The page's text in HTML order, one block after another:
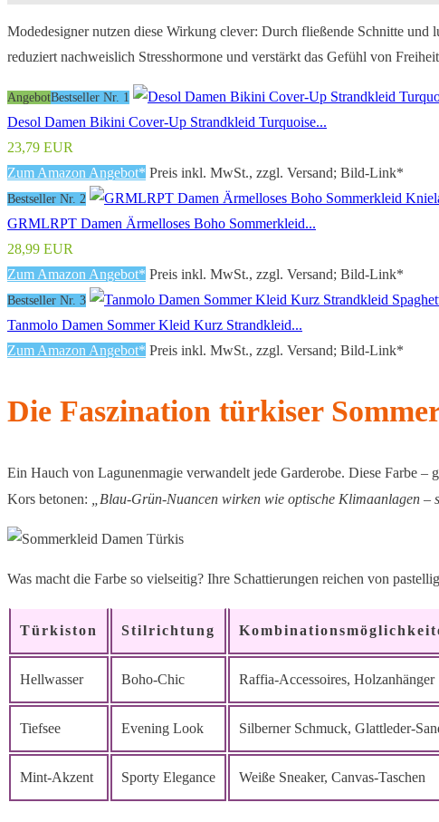
Modedesigner nutzen diese Wirkung clever: Durch fließende Schnitte
reduziert nachweislich Stresshormone und verstärkt das Gefühl von
AngebotBestseller Nr. 1
Desol Damen Bikini Cover-Up Strandkleid Turquoise...
23,79 EUR
Zum Amazon Angebot* Preis inkl. MwSt., zzgl. Versand; Bild-Link*
Bestseller Nr. 2
GRMLRPT Damen Ärmelloses Boho Sommerkleid...
28,99 EUR
Zum Amazon Angebot* Preis inkl. MwSt., zzgl. Versand; Bild-Link*
Bestseller Nr. 3
Tanmolo Damen Sommer Kleid Kurz Strandkleid...
Zum Amazon Angebot* Preis inkl. MwSt., zzgl. Versand; Bild-Link*
Die Faszination türkiser
Ein Hauch von Lagunenmagie verwandelt jede Garderobe. Diese Farbe
Kors betonen:
„Blau-Grün-Nuancen wirken wie optische Klimaanlagen
Was macht die Farbe so vielseitig? Ihre Schattierungen reichen von
Türkiston Stilrichtung
Hellwasser Boho-Chic Raffia-Accessoires, Holzanhänger
Tiefsee Evening Look Silberner Schmuck, Glattleder-
Mint-Akzent Sporty Elegance Weiße Sneaker, Canvas-Taschen